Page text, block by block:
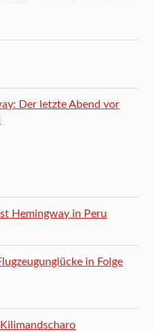
Der letzte Abend vor
Hemingway in Peru
in Folge